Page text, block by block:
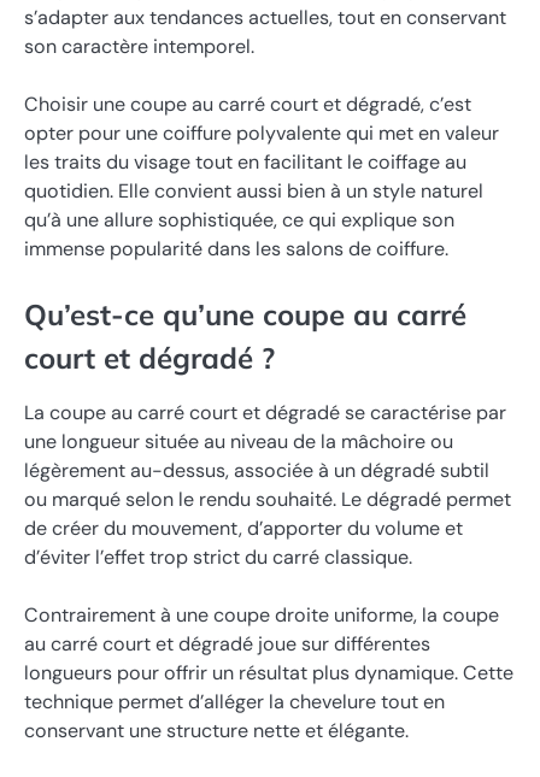
s’adapter aux tendances actuelles, tout en conservant
son caractère intemporel.
Choisir une coupe au carré court et dégradé, c’est
opter pour une coiffure polyvalente qui met en valeur
les traits du visage tout en facilitant le coiffage au
quotidien. Elle convient aussi bien à un style naturel
qu’à une allure sophistiquée, ce qui explique son
immense popularité dans les salons de coiffure.
Qu’est-ce qu’une coupe au carré
court et dégradé ?
La coupe au carré court et dégradé se caractérise par
une longueur située au niveau de la mâchoire ou
légèrement au-dessus, associée à un dégradé subtil
ou marqué selon le rendu souhaité. Le dégradé permet
de créer du mouvement, d’apporter du volume et
d’éviter l’effet trop strict du carré classique.
Contrairement à une coupe droite uniforme, la coupe
au carré court et dégradé joue sur différentes
longueurs pour offrir un résultat plus dynamique. Cette
technique permet d’alléger la chevelure tout en
conservant une structure nette et élégante.